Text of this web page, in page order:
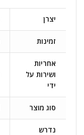
יצרן
זמינות
אחריות
ושירות על
ידי
סוג מוצר
נדרש